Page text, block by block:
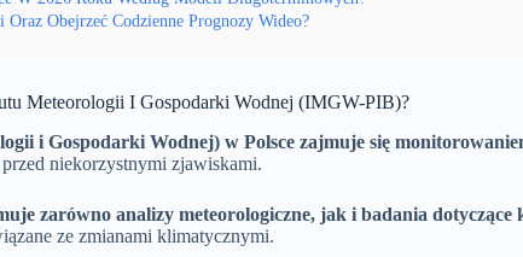
Oraz Obejrzeć Codzienne Prognozy Wideo?
Meteorologii I Gospodarki Wodnej (IMGW-PIB)?
i Gospodarki Wodnej) w Polsce zajmuje się
niekorzystnymi zjawiskami.
zarówno analizy meteorologiczne, jak i badania
ze zmianami klimatycznymi.